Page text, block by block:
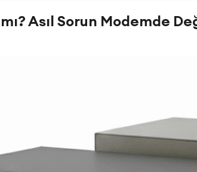
Asıl Sorun Modemde